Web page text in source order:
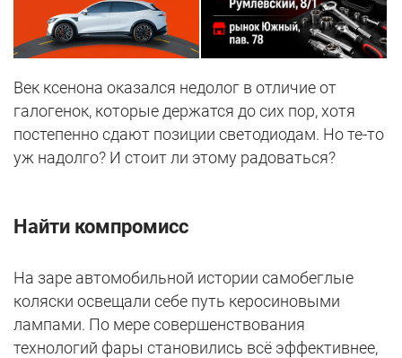
Век ксенона оказался недолог в отличие от
галогенок, которые держатся до сих пор, хотя
постепенно сдают позиции светодиодам. Но те-то
уж надолго? И стоит ли этому радоваться?
Найти компромисс
На заре автомобильной истории самобеглые
коляски освещали себе путь керосиновыми
лампами. По мере совершенствования
технологий фары становились всё эффективнее,